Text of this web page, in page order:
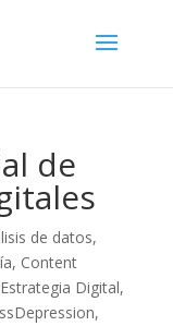
de
de datos,
, Content
Estrategia Digital,
,